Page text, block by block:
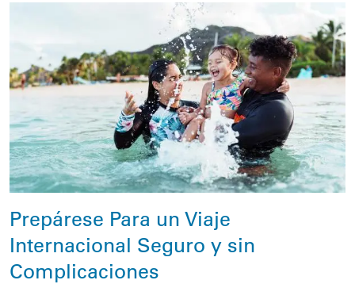
Prepárese Para un Viaje
Internacional Seguro y sin
Complicaciones